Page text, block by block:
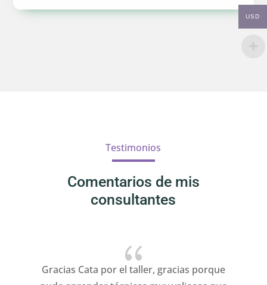
Testimonios
Comentarios de mis
consultantes
{
Gracias Cata por el taller, gracias porque
USD